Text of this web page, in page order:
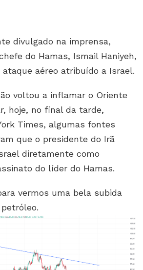
divulgado na imprensa,
do Hamas, Ismail Haniyeh,
aéreo atribuído a Israel.
voltou a inflamar o Oriente
hoje, no final da tarde,
Times, algumas fontes
que o presidente do Irã
diretamente como
do líder do Hamas.
vermos uma bela subida